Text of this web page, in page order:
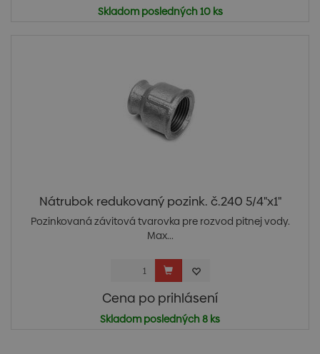
Skladom posledných 10 ks
Nátrubok redukovaný pozink. č.240 5/4"x1"
Pozinkovaná závitová tvarovka pre rozvod pitnej vody.
Max...
Cena po prihlásení
Skladom posledných 8 ks